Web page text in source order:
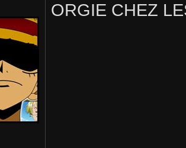
ORGIE CHEZ